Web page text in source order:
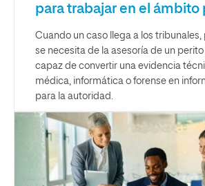
para trabajar en el ámbito
Cuando un caso llega a los tribunales,
se necesita de la asesoría de un
capaz de convertir una evidencia
médica, informática o forense en
para la autoridad.